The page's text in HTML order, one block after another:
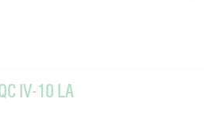
IV-10 LA